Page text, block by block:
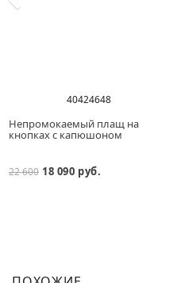
40424648
Непромокаемый плащ на
кнопках с капюшоном
22 600 18 090 руб.